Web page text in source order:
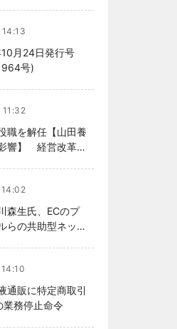
月24日発行号
号)
職を解任【山田養
響】 経営改革の
森生氏、ECのプ
らの共助型ネット
通販に特定商取引
務停止命令